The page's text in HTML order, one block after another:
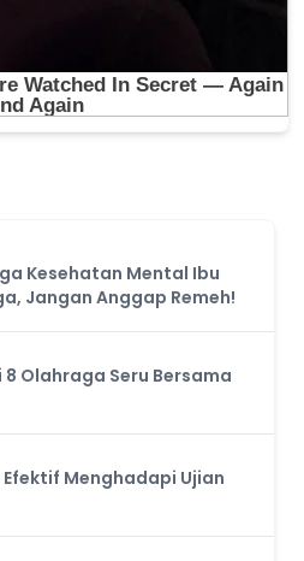
Kesehatan Mental Ibu
Jangan Anggap Remeh!
8 Olahraga Seru Bersama
Efektif Menghadapi Ujian